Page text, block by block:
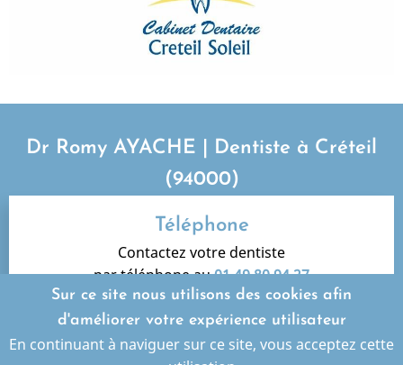
Dr Romy AYACHE | Dentiste à Créteil
(94000)
Téléphone
Contactez votre dentiste
par téléphone au01 49 80 94 27
Horaires
Sur ce site nous utilisons des cookies afin
d'améliorer votre expérience utilisateur
En continuant à naviguer sur ce site, vous acceptez cette